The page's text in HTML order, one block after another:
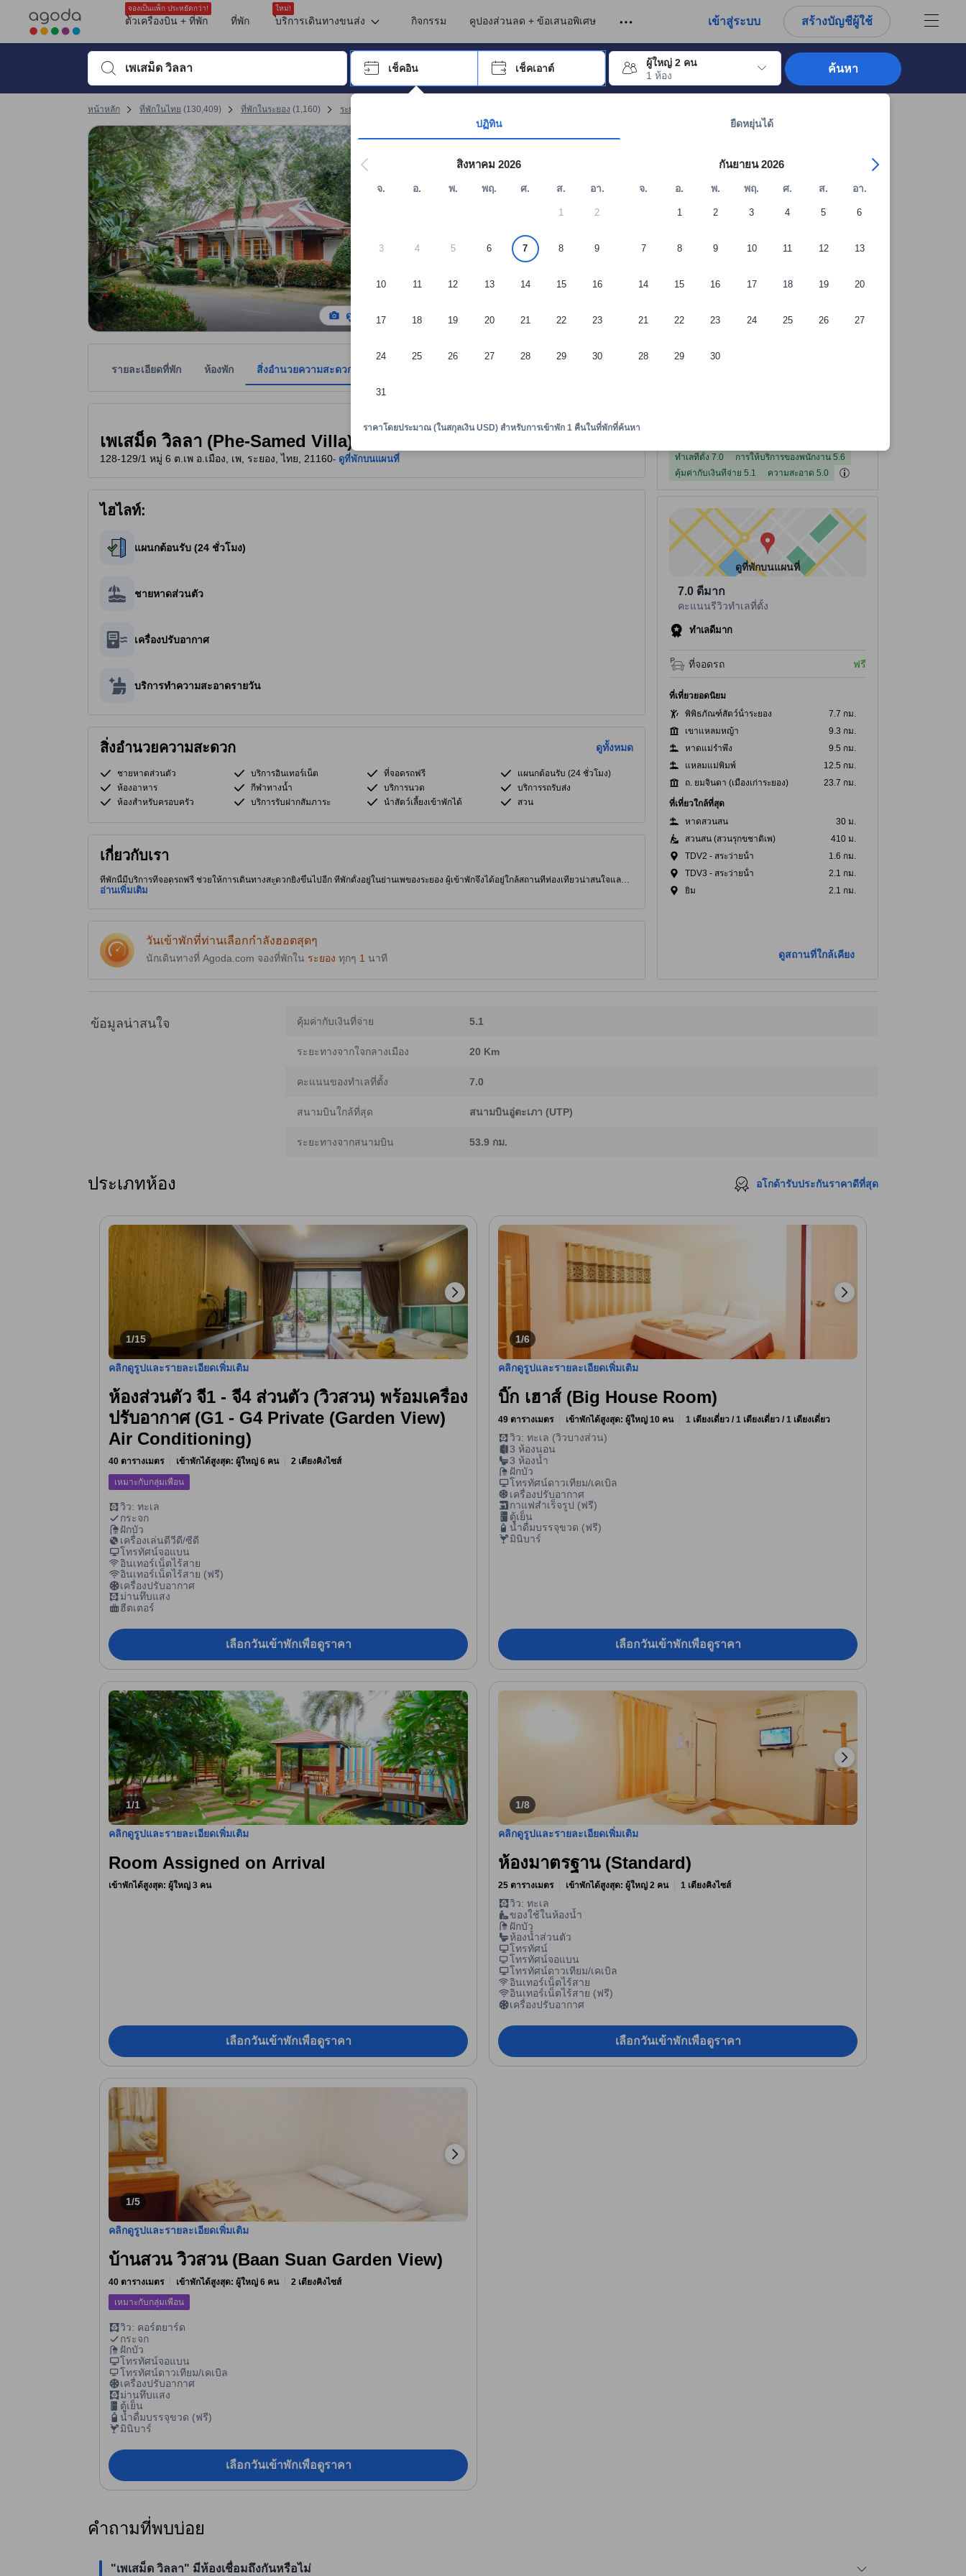
จองเป็นแพ็ก ประหยัดกว่า!
ตั๋วเครื่องบิน + ที่พัก ที่พัก
ใหม่!
บริการเดินทางขนส่ง กิจกรรม คูปองส่วนลด + ข้อเสนอพิเศษ เข้าสู่ระบบ สร้างบัญชีผู้ใช้
พิมพ์ชื่อที่พักหรือคำที่ต้องการค้นหา จากนั้นใช้ปุ่มลูกศรหรือปุ่ม Tab เพื่อเลื่อนหาคำที่ต้องการ แล้วกดปุ่ม Enter เพื่อเลือก
เช็คอิน เช็คเอาต์
ผู้ใหญ่ 2 คน
1 ห้อง
กด Enter เพื่อเลือกวันที่ ใช้ปุ่มลูกศรเพื่อเลือกวันเช็คอินและเช็คเอาต์ เมื่อไปถึงวันเช็คอินที่ต้องการ ให้กดปุ่ม Enter เพื่อเลือกวันเช็คอินดังกล่าว ทำซ้ำขั้นตอ
ปฏิทิน ยืดหยุ่นได้
สิงหาคม 2026
จ. อ. พ. พฤ. ศ. ส. อา.
1 2
3 4 5 6 7 8 9
10 11 12 13 14 15 16
17 18 19 20 21 22 23
24 25 26 27 28 29 30
31
กันยายน 2026
จ. อ. พ. พฤ. ศ. ส. อา.
1 2 3 4 5 6
7 8 9 10 11 12 13
14 15 16 17 18 19 20
21 22 23 24 25 26 27
28 29 30
ราคาโดยประมาณ (ในสกุลเงิน USD) สำหรับการเข้าพัก 1 คืนในที่พักที่ค้นหา
ค้นหา
หน้าหลัก ที่พักในไทย (130,409) ที่พักในระยอง (1,160) ระยอง รีสอร์ต
ดูรูปทั้งหมด
รายละเอียดที่พัก ห้องพัก สิ่งอำนวยความสะดวก
เพเสม็ด วิลลา (Phe-Samed Villa)
128-129/1 หมู่ 6 ต.เพ อ.เมือง, เพ, ระยอง, ไทย, 21160- ดูที่พักบนแผนที่
ไฮไลท์:
แผนกต้อนรับ (24 ชั่วโมง)
ชายหาดส่วนตัว
เครื่องปรับอากาศ
บริการทำความสะอาดรายวัน
สิ่งอำนวยความสะดวก ดูทั้งหมด
ชายหาดส่วนตัว บริการอินเทอร์เน็ต ที่จอดรถฟรี
แผนกต้อนรับ (24 ชั่วโมง)
ห้องอาหาร
กีฬาทางน้ำ บริการนวด
บริการรถรับส่ง
ห้องสำหรับครอบครัว
บริการรับฝากสัมภาระ นำสัตว์เลี้ยงเข้าพักได้ สวน
เกี่ยวกับเรา
ที่พักนี้มีบริการที่จอดรถฟรี ช่วยให้การเดินทางสะดวกยิ่งขึ้นไปอีก ที่พักตั้งอยู่ในย่านเพของระยอง ผู้เข้าพักจึงได้อยู่ใกล้สถานที่ท่องเที่ยวน่าสนใจและ
ร้านอาหารอร่อยๆ ที่พัก 3.0 ดาวคุณภาพสูงแห่งนี้มี บริการนวด และ ห้องอาหาร คอยอำนวยความสะดวกแก่ผู้เข้าพัก
อ่านเพิ่มเติม
วันเข้าพักที่ท่านเลือกกำลังฮอตสุดๆ
นักเดินทางที่ Agoda.com จองที่พักใน ระยอง ทุกๆ 1 นาที
ทำเลที่ตั้ง 7.0
การให้บริการของพนักงาน 5.6
คุ้มค่ากับเงินที่จ่าย 5.1
ความสะอาด 5.0
ดูที่พักบนแผนที่
7.0 ดีมาก
คะแนนรีวิวทำเลที่ตั้ง
ทำเลดีมาก
ที่จอดรถ ฟรี
ที่เที่ยวยอดนิยม
พิพิธภัณฑ์สัตว์น้ําระยอง
7.7 กม.
เขาแหลมหญ้า
9.3 กม.
หาดแม่รำพึง
9.5 กม.
แหลมแม่พิมพ์
12.5 กม.
ถ. ยมจินดา (เมืองเก่าระยอง)
23.7 กม.
ที่เที่ยวใกล้ที่สุด
หาดสวนสน
30 ม.
สวนสน (สวนรุกขชาติเพ)
410 ม.
TDV2 - สระว่ายน้ํา
1.6 กม.
TDV3 - สระว่ายน้ํา
2.1 กม.
ยิม
2.1 กม.
ดูสถานที่ใกล้เคียง
ข้อมูลน่าสนใจ คุ้มค่ากับเงินที่จ่าย 5.1
ระยะทางจากใจกลางเมือง 20 Km
คะแนนของทำเลที่ตั้ง 7.0
สนามบินใกล้ที่สุด สนามบินอู่ตะเภา (UTP)
ระยะทางจากสนามบิน 53.9 กม.
ประเภทห้อง อโกด้ารับประกันราคาดีที่สุด
1/15
คลิกดูรูปและรายละเอียดเพิ่มเติม
ห้องส่วนตัว จี1 - จี4 ส่วนตัว (วิวสวน) พร้อมเครื่อง
ปรับอากาศ (G1 - G4 Private (Garden View)
Air Conditioning)
40 ตารางเมตร เข้าพักได้สูงสุด: ผู้ใหญ่ 6 คน 2 เตียงคิงไซส์
เหมาะกับกลุ่มเพื่อน
วิว: ทะเล
กระจก
ฝักบัว
เครื่องเล่นดีวีดี/ซีดี
โทรทัศน์จอแบน
อินเทอร์เน็ตไร้สาย
อินเทอร์เน็ตไร้สาย (ฟรี)
เครื่องปรับอากาศ
ม่านทึบแสง
ฮีตเตอร์
เลือกวันเข้าพักเพื่อดูราคา
1/6
คลิกดูรูปและรายละเอียดเพิ่มเติม
บิ๊ก เฮาส์ (Big House Room)
49 ตารางเมตร เข้าพักได้สูงสุด: ผู้ใหญ่ 10 คน 1 เตียงเดี่ยว / 1 เตียงเดี่ยว / 1 เตียงเดี่ยว
วิว: ทะเล (วิวบางส่วน)
3 ห้องนอน
3 ห้องน้ำ
ฝักบัว
โทรทัศน์ดาวเทียม/เคเบิล
เครื่องปรับอากาศ
กาแฟสำเร็จรูป (ฟรี)
ตู้เย็น
น้ำดื่มบรรจุขวด (ฟรี)
มินิบาร์
เลือกวันเข้าพักเพื่อดูราคา
1/1
คลิกดูรูปและรายละเอียดเพิ่มเติม
Room Assigned on Arrival
เข้าพักได้สูงสุด: ผู้ใหญ่ 3 คน
เลือกวันเข้าพักเพื่อดูราคา
1/8
คลิกดูรูปและรายละเอียดเพิ่มเติม
ห้องมาตรฐาน (Standard)
25 ตารางเมตร เข้าพักได้สูงสุด: ผู้ใหญ่ 2 คน 1 เตียงคิงไซส์
วิว: ทะเล
ของใช้ในห้องน้ำ
ฝักบัว
ห้องน้ำส่วนตัว
โทรทัศน์
โทรทัศน์จอแบน
โทรทัศน์ดาวเทียม/เคเบิล
อินเทอร์เน็ตไร้สาย
อินเทอร์เน็ตไร้สาย (ฟรี)
เครื่องปรับอากาศ
เลือกวันเข้าพักเพื่อดูราคา
1/5
คลิกดูรูปและรายละเอียดเพิ่มเติม
บ้านสวน วิวสวน (Baan Suan Garden View)
40 ตารางเมตร เข้าพักได้สูงสุด: ผู้ใหญ่ 6 คน 2 เตียงคิงไซส์
เหมาะกับกลุ่มเพื่อน
วิว: คอร์ตยาร์ด
กระจก
ฝักบัว
โทรทัศน์จอแบน
โทรทัศน์ดาวเทียม/เคเบิล
เครื่องปรับอากาศ
ม่านทึบแสง
ตู้เย็น
น้ำดื่มบรรจุขวด (ฟรี)
มินิบาร์
เลือกวันเข้าพักเพื่อดูราคา
คำถามที่พบบ่อย
"เพเสม็ด วิลลา" มีห้องเชื่อมถึงกันหรือไม่
รีวิวทั้งหมดของอโกด้ามาจากผู้เข้าพักจริง ซึ่งเขียนหลังจากการเดินทางไปเข้าพัก ดังนั้น คะแนนรีวิวและความคิดเห็นที่แสดงบนอโกด้า จึงมาจากประสบการณ์ตรงของผู้เข้าพักอย่างแท้จริง
การให้บริการของพนักงาน 5.6 เต็ม 10 คะแนน
คุ้มค่ากับเงินที่จ่าย 5.1 เต็ม 10 คะแนน
สิ่งอำนวยความสะดวก 4.6 เต็ม 10 คะแนน